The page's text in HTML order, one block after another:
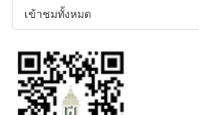
เข้าชมทั้งหมด